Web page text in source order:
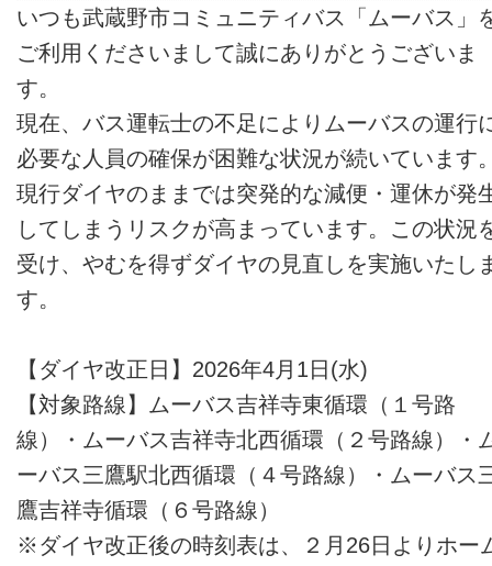
いつも武蔵野市コミュニティバス「ムーバス」
ご利用くださいまして誠にありがとうございま
す。
現在、バス運転士の不足によりムーバスの運行
必要な人員の確保が困難な状況が続いています
現行ダイヤのままでは突発的な減便・運休が発
してしまうリスクが高まっています。この状況
受け、やむを得ずダイヤの見直しを実施いたし
す。
【ダイヤ改正日】2026年4月1日(水)
【対象路線】ムーバス吉祥寺東循環（１号路
線）・ムーバス吉祥寺北西循環（２号路線）・
ーバス三鷹駅北西循環（４号路線）・ムーバス
鷹吉祥寺循環（６号路線）
※ダイヤ改正後の時刻表は、２月26日よりホー